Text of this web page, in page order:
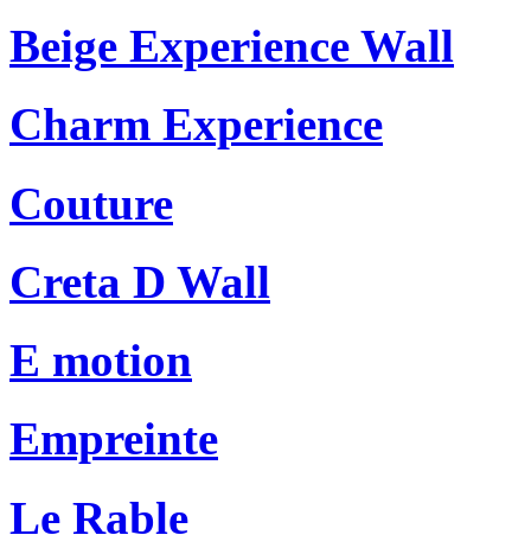
Beige Experience Wall
Charm Experience
Couture
Creta D Wall
E motion
Empreinte
Le Rable